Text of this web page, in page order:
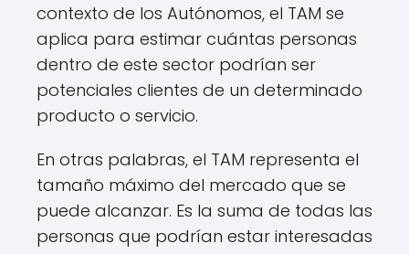
contexto de los Autónomos, el TAM se
aplica para estimar cuántas personas
dentro de este sector podrían ser
potenciales clientes de un determinado
producto o servicio.
En otras palabras, el TAM representa el
tamaño máximo del mercado que se
puede alcanzar. Es la suma de todas las
personas que podrían estar interesadas